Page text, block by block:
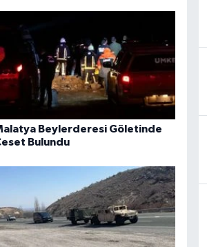
Beylerderesi Göletinde
Bulundu